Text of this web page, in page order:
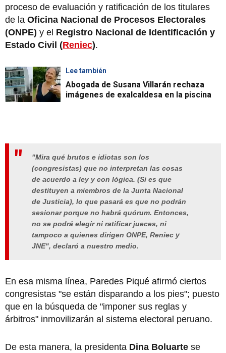
proceso de evaluación y ratificación de los titulares
de la Oficina Nacional de Procesos Electorales
(ONPE) y el Registro Nacional de Identificación y
Estado Civil (Reniec).
Lee también
Abogada de Susana Villarán rechaza
imágenes de exalcaldesa en la piscina
"Mira qué brutos e idiotas son los
(congresistas) que no interpretan las cosas
de acuerdo a ley y con lógica. (Si es que
destituyen a miembros de la Junta Nacional
de Justicia), lo que pasará es que no podrán
sesionar porque no habrá quórum. Entonces,
no se podrá elegir ni ratificar jueces, ni
tampoco a quienes dirigen ONPE, Reniec y
JNE", declaró a nuestro medio.
En esa misma línea, Paredes Piqué afirmó ciertos
congresistas "se están disparando a los pies"; puesto
que en la búsqueda de "imponer sus reglas y
árbitros" inmovilizarán al sistema electoral peruano.
De esta manera, la presidenta Dina Boluarte se